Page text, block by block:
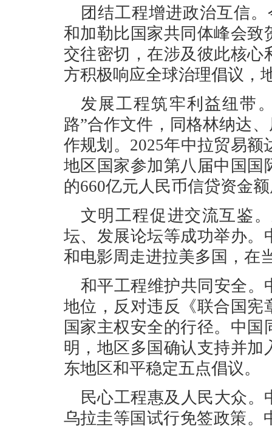
团结工程增进政治互信
和加勒比国家共同体峰会
交往密切，在涉及彼此核
方积极响应全球治理倡议，
发展工程筑牢利益纽带
路”合作文件，同格林纳达
作规划。2025年中拉贸易额
地区国家参加第八届中国
的660亿元人民币信贷资金
文明工程促进交流互鉴
坛、发展论坛等成功举办
和电影周走进拉美多国，在
和平工程维护共同安全。
地位，反对违反《联合国
国家主权安全的行径。中
明，地区多国确认支持并
东地区和平稳定五点倡议。
民心工程惠及人民大众
乌拉圭等国试行免签政策。